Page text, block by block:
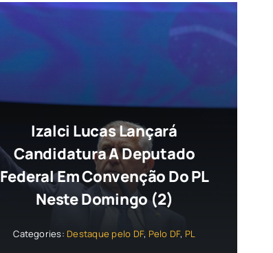
Izalci Lucas Lançará
Candidatura A Deputado
Federal Em Convenção Do PL
Neste Domingo (2)
Categories: Destaque pelo DF, Pelo DF, PL